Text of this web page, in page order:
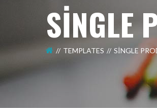
SINGLE
TEMPLATES SINGLE